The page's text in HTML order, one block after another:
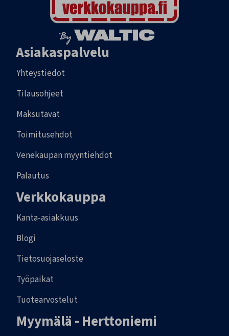
Asiakaspalvelu
Yhteystiedot
Tilausohjeet
Maksutavat
Toimitusehdot
Venekaupan myyntiehdot
Palautus
Verkkokauppa
Kanta-asiakkuus
Blogi
Tietosuojaseloste
Työpaikat
Tuotearvostelut
Myymälä - Herttoniemi